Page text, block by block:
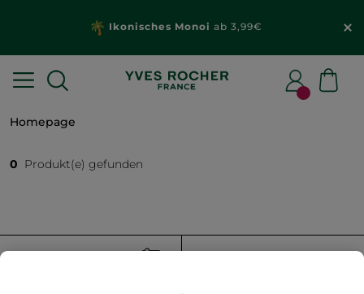
Ikonisches Monoi ab 3,99€
Homepage
0 Produkt(e) gefunden
FILTER SORTIEREN NACH